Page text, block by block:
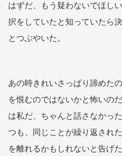
はずだ、もう疑わないでほし
択をしていたと知っていたら
とつぶやいた。
あの時きれいさっぱり諦めた
を恨むのではないかと怖いの
は私だ、ちゃんと話さなかっ
つも、同じことが繰り返され
を離れるかもしれないと告げ